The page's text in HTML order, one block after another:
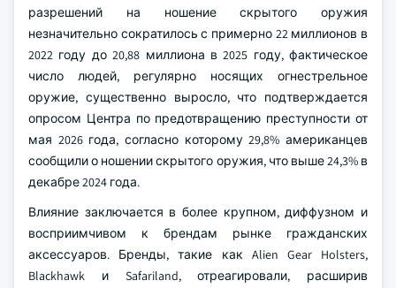
разрешений на ношение скрытого оружия
незначительно сократилось с примерно 22 миллионов в
2022 году до 20,88 миллиона в 2025 году, фактическое
число людей, регулярно носящих огнестрельное
оружие, существенно выросло, что подтверждается
опросом Центра по предотвращению преступности от
мая 2026 года, согласно которому 29,8% американцев
сообщили о ношении скрытого оружия, что выше 24,3% в
декабре 2024 года.
Влияние заключается в более крупном, диффузном и
восприимчивом к брендам рынке гражданских
аксессуаров. Бренды, такие как Alien Gear Holsters,
Blackhawk и Safariland, отреагировали, расширив